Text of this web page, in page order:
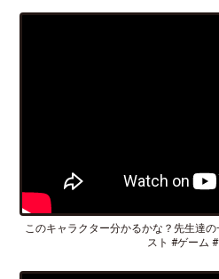
このキャラクター分かるかな？先生達
スト #ゲーム